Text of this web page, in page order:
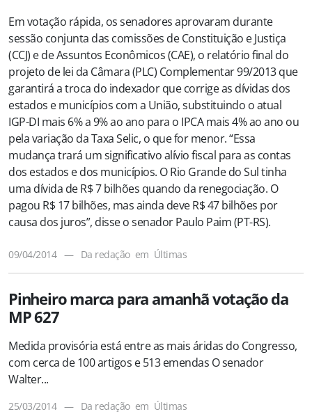
Em votação rápida, os senadores aprovaram durante
sessão conjunta das comissões de Constituição e Justiça
(CCJ) e de Assuntos Econômicos (CAE), o relatório final do
projeto de lei da Câmara (PLC) Complementar 99/2013 que
garantirá a troca do indexador que corrige as dívidas dos
estados e municípios com a União, substituindo o atual
IGP-DI mais 6% a 9% ao ano para o IPCA mais 4% ao ano ou
pela variação da Taxa Selic, o que for menor. “Essa
mudança trará um significativo alívio fiscal para as contas
dos estados e dos municípios. O Rio Grande do Sul tinha
uma dívida de R$ 7 bilhões quando da renegociação. O
pagou R$ 17 bilhões, mas ainda deve R$ 47 bilhões por
causa dos juros”, disse o senador Paulo Paim (PT-RS).
09/04/2014 — Da redação em Últimas
Pinheiro marca para amanhã votação da
MP 627
Medida provisória está entre as mais áridas do Congresso,
com cerca de 100 artigos e 513 emendas O senador
Walter...
25/03/2014 — Da redação em Últimas